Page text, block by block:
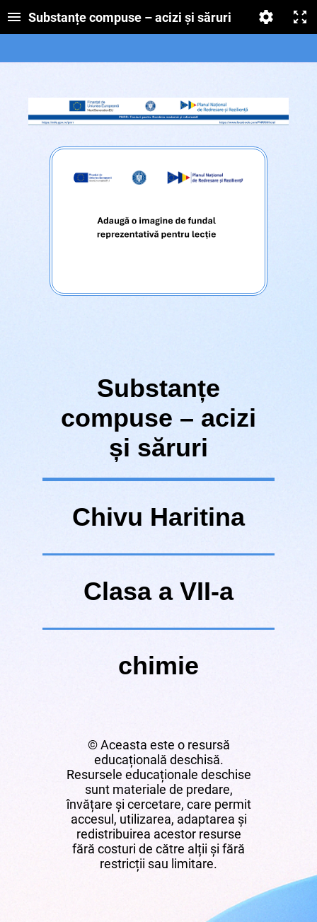
Substanțe compuse – acizi și săruri
Substanțe
compuse – acizi
și săruri
Chivu Haritina
Clasa a VII-a
chimie
© Aceasta este o resursă
educațională deschisă.
Resursele educaționale deschise
sunt materiale de predare,
învățare și cercetare, care permit
accesul, utilizarea, adaptarea și
redistribuirea acestor resurse
fără costuri de către alții și fără
restricții sau limitare.